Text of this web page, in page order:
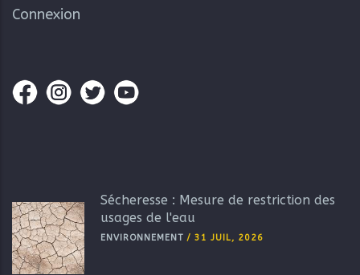
Connexion
Sécheresse : Mesure de restriction des
usages de l'eau
ENVIRONNEMENT / 31 JUIL, 2026